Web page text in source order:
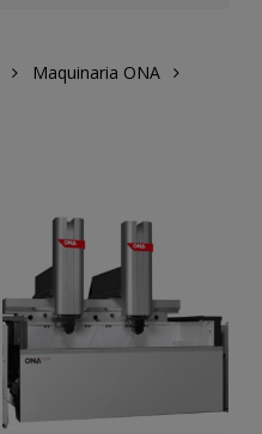
Maquinaria ONA